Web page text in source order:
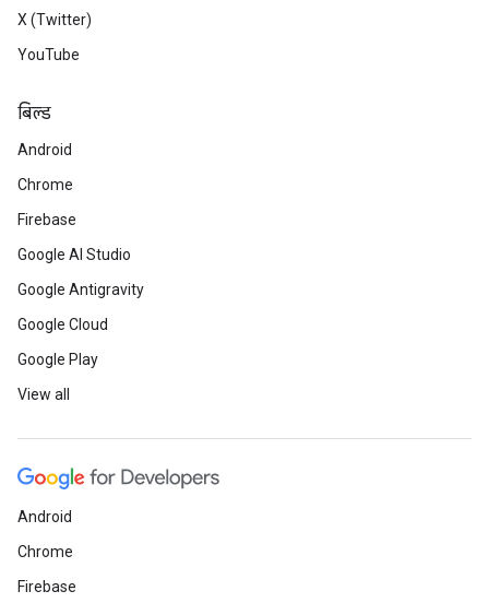
X (Twitter)
YouTube
बिल्ड
Android
Chrome
Firebase
Google AI Studio
Google Antigravity
Google Cloud
Google Play
View all
Android
Chrome
Firebase